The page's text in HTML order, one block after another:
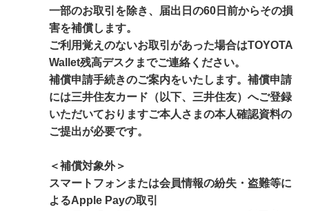
一部のお取引を除き、届出日の60日前からその損
害を補償します。
ご利用覚えのないお取引があった場合はTOYOTA
Wallet残高デスクまでご連絡ください。
補償申請手続きのご案内をいたします。補償申請
には三井住友カード（以下、三井住友）へご登録
いただいておりますご本人さまの本人確認資料の
ご提出が必要です。
＜補償対象外＞
スマートフォンまたは会員情報の紛失・盗難等に
よるApple Payの取引